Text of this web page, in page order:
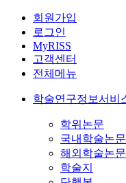
회원가입
로그인
MyRISS
고객센터
전체메뉴
학술연구정보서비
학위논문
국내학술논문
해외학술논문
학술지